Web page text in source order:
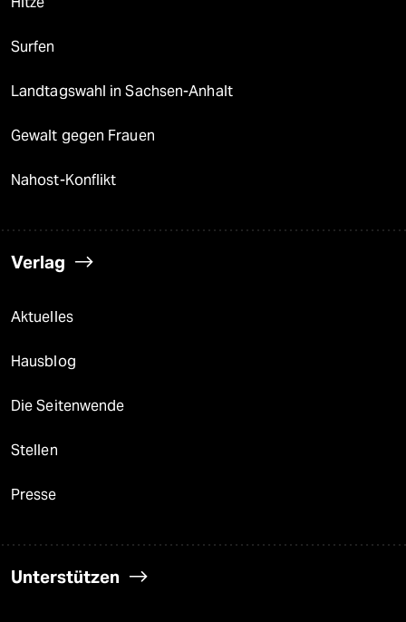
Surfen
Landtagswahl in Sachsen-Anhalt
Gewalt gegen Frauen
Nahost-Konflikt
Verlag
Aktuelles
Hausblog
Die Seitenwende
Stellen
Presse
Unterstützen